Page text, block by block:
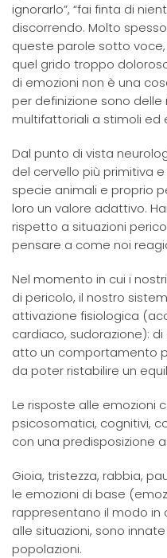
ignorarlo”, “fai finta di
discorrendo. Molto
queste parole sotto
quel grido troppo
di emozioni non è una
per definizione sono
multifattoriali a stimoli ed
Dal punto di vista
del cervello più primitiva
specie animali e proprio
loro un valore adattivo.
rispetto a situazioni
pensare a come noi
Nel momento in cui i
di pericolo, il nostro
attivazione fisiologica
cardiaco, sudorazione):
atto un comportamento
da poter ristabilire un
Le risposte alle emozioni
psicosomatici, cognitivi,
con una predisposizione
Gioia, tristezza, rabbia,
le emozioni di base
rappresentano il modo in
alle situazioni, sono
popolazioni.